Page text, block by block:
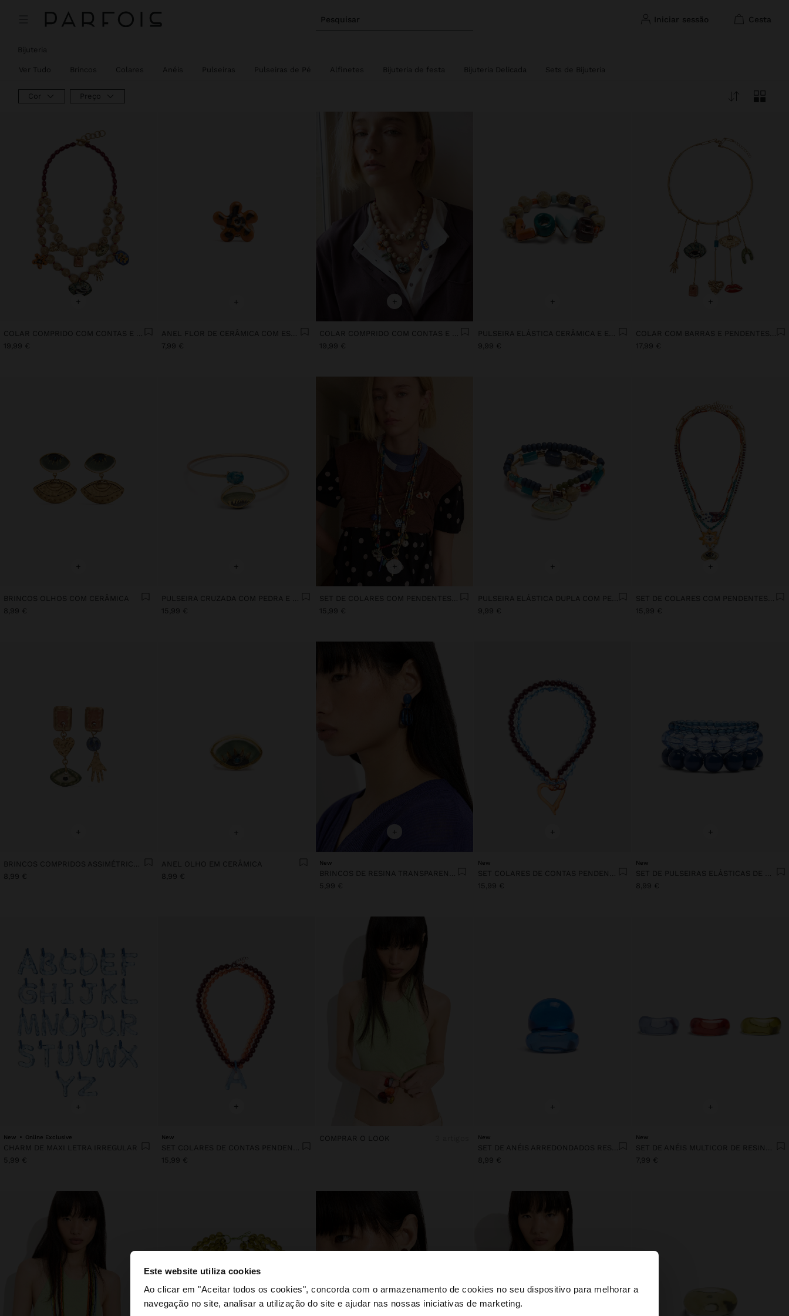
Este website utiliza cookies
Ao clicar em "Aceitar todos os cookies", concorda com o armazenamento de cookies no seu dispositivo para melhorar a
navegação no site, analisar a utilização do site e ajudar nas nossas iniciativas de marketing.
Pesquisar iniciar sessão cesta
olá
Está a aceder ao site a partir de Portugal. Deseja navegar no nosso site United States?
Bijuteria
Ver Tudo Brincos Colares Anéis Pulseiras Pulseiras de Pé Alfinetes Bijuteria de festa Bijuteria Delicada Sets de Bijuteria
Cor Preço
+
COLAR COMPRIDO COM CONTAS E PENDENTES DE CERÂMICA
19,99 €
+
ANEL FLOR DE CERÂMICA COM ESMALTE
7,99 €
+
COLAR COMPRIDO COM CONTAS E PENDENTES DE CERÂMICA
19,99 €
+
PULSEIRA ELÁSTICA CERÂMICA E ESMALTE LOVE
9,99 €
+
COLAR COM BARRAS E PENDENTES DE CERÂMICA
17,99 €
+
BRINCOS OLHOS COM CERÂMICA
8,99 €
+
PULSEIRA CRUZADA COM PEDRA E CERÂMICA
15,99 €
+
SET DE COLARES COM PENDENTES MULTICOR
15,99 €
+
PULSEIRA ELÁSTICA DUPLA COM PEDRAS E CERÂMICA
9,99 €
+
SET DE COLARES COM PENDENTES MULTICOR
15,99 €
+
8,99 €
+
ANEL OLHO EM CERÂMICA
8,99 €
+
New
5,99 €
+
New
15,99 €
+
New
8,99 €
+
New Online Exclusive
CHARM DE MAXI LETRA IRREGULAR
5,99 €
+
New
15,99 €
COMPRAR O LOOK
+
New
8,99 €
+
New
7,99 €